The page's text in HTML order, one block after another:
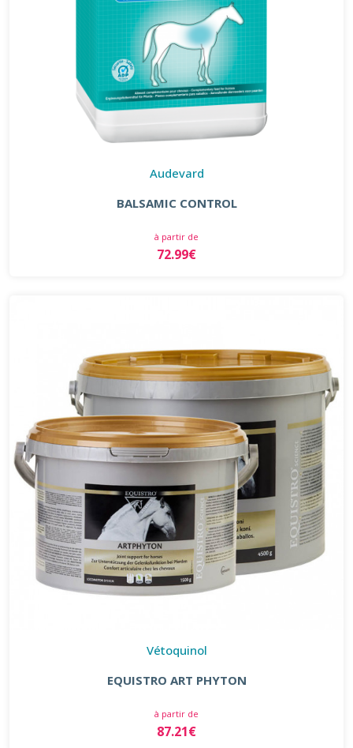
Audevard
BALSAMIC CONTROL
à partir de
72.99€
Vétoquinol
EQUISTRO ART PHYTON
à partir de
87.21€